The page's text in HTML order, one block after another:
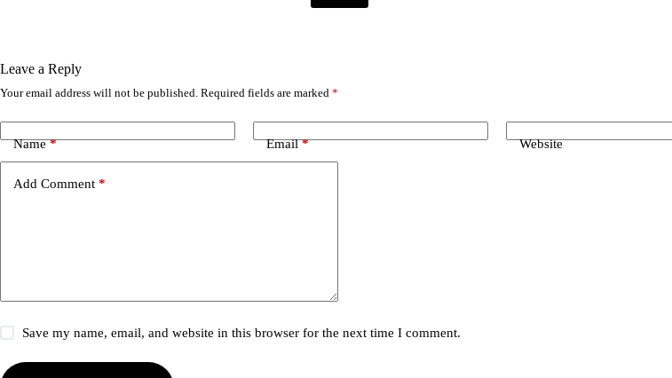
Leave a Reply
Your email address will not be published. Required fields are marked *
Name* Email* Website
Add Comment *
Save my name, email, and website in this browser for the next time I comment.
A
t
e